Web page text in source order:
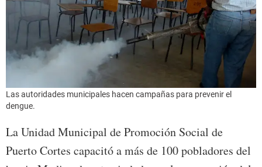
Las autoridades municipales hacen campañas para prevenir el
dengue.
La Unidad Municipal de Promoción Social de
Puerto Cortes capacitó a más de 100 pobladores del